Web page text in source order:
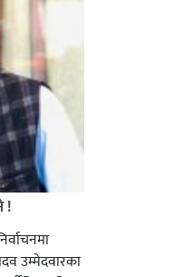
!
उम्मेदवारका